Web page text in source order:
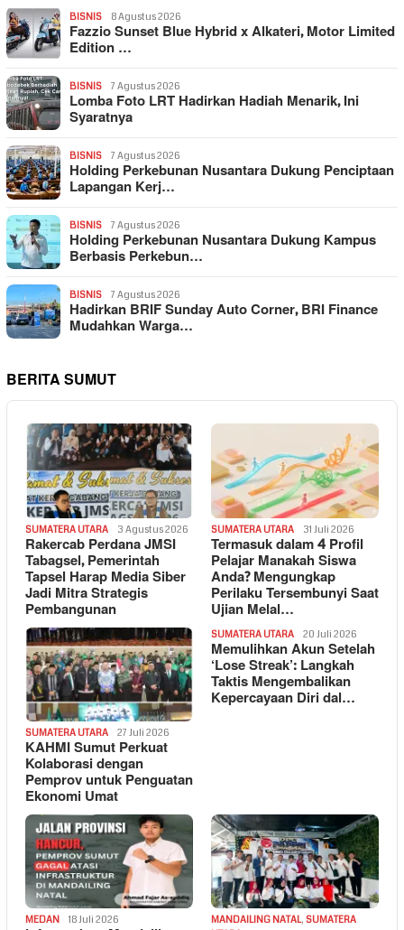
BISNIS 8 Agustus 2026
Fazzio Sunset Blue Hybrid x Alkateri, Motor Limited
Edition …
BISNIS 7 Agustus 2026
Lomba Foto LRT Hadirkan Hadiah Menarik, Ini
Syaratnya
BISNIS 7 Agustus 2026
Holding Perkebunan Nusantara Dukung Penciptaan
Lapangan Kerj…
BISNIS 7 Agustus 2026
Holding Perkebunan Nusantara Dukung Kampus
Berbasis Perkebun…
BISNIS 7 Agustus 2026
Hadirkan BRIF Sunday Auto Corner, BRI Finance
Mudahkan Warga…
BERITA SUMUT
SUMATERA UTARA 3 Agustus 2026
Rakercab Perdana JMSI
Tabagsel, Pemerintah
Tapsel Harap Media Siber
Jadi Mitra Strategis
Pembangunan
SUMATERA UTARA 31 Juli 2026
Termasuk dalam 4 Profil
Pelajar Manakah Siswa
Anda? Mengungkap
Perilaku Tersembunyi Saat
Ujian Melal…
SUMATERA UTARA 27 Juli 2026
KAHMI Sumut Perkuat
Kolaborasi dengan
Pemprov untuk Penguatan
Ekonomi Umat
SUMATERA UTARA 20 Juli 2026
Memulihkan Akun Setelah
‘Lose Streak’: Langkah
Taktis Mengembalikan
Kepercayaan Diri dal…
MEDAN 18 Juli 2026 MANDAILING NATAL, SUMATERA